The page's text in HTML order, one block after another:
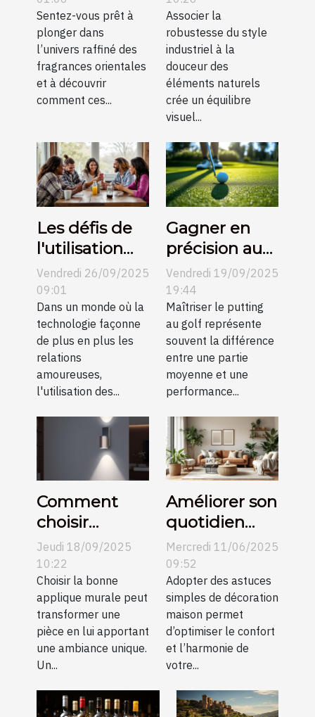
l'élégance
moderne ?
Sentez-vous prêt à
plonger dans
l’univers raffiné des
fragrances orientales
et à découvrir
comment ces...
un décor
industriel ?
Associer la
robustesse du style
industriel à la
douceur des
éléments naturels
crée un équilibre
visuel...
Les défis de
l'utilisation
des
plateformes
de rencontre
en petites
communes
Vendredi 26/09/2025
09:01
Dans un monde où la
technologie façonne
de plus en plus les
relations
amoureuses,
l'utilisation des...
Gagner en
précision au
putting grâce
aux conseils
vidéo
Vendredi 19/09/2025
19:44
Maîtriser le putting
au golf représente
souvent la différence
entre une partie
moyenne et une
performance...
Comment
choisir
l’applique
murale
parfaite pour
votre espace
?
Jeudi 18/09/2025
10:22
Choisir la bonne
applique murale peut
transformer une
pièce en lui apportant
une ambiance unique.
Un...
Améliorer son
quotidien
avec des
astuces
simples de
décoration
maison
Mercredi 11/06/2025
09:52
Adopter des astuces
simples de décoration
maison permet
d’optimiser le confort
et l’harmonie de
votre...